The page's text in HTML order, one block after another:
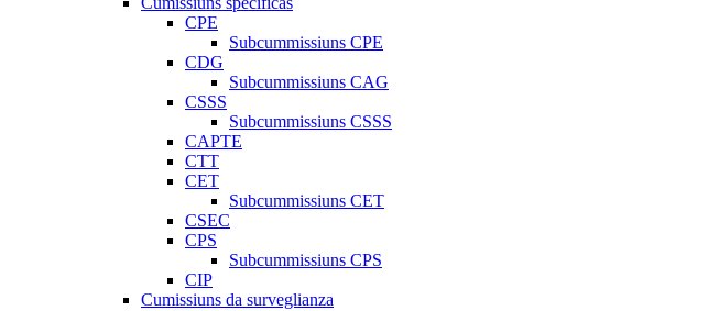
CPE
Subcummissiuns CPE
CDG
Subcummissiuns CAG
CSSS
Subcummissiuns CSSS
CAPTE
CTT
CET
Subcummissiuns CET
CSEC
CPS
Subcummissiuns CPS
CIP
Cumissiuns da surveglianza